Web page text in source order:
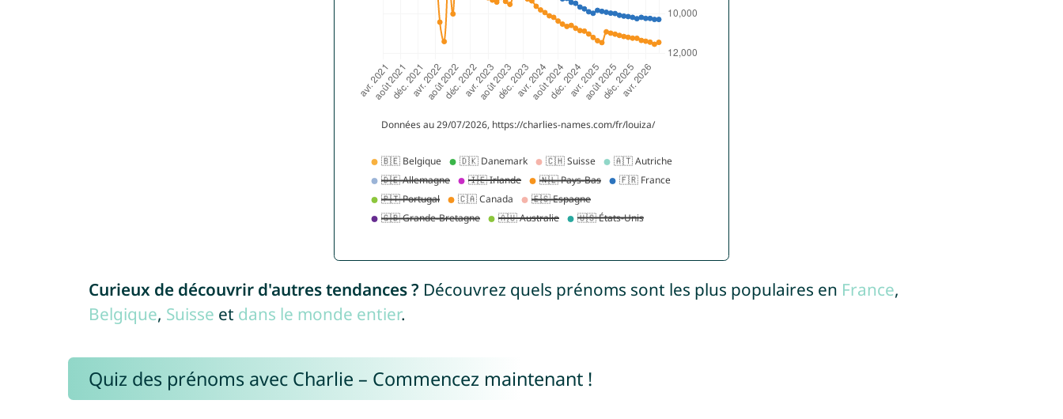
Curieux de découvrir d'autres tendances ? Découvrez quels prénoms sont les plus populaires en France,
Belgique, Suisse et dans le monde entier.
Quiz des prénoms avec Charlie – Commencez maintenant !